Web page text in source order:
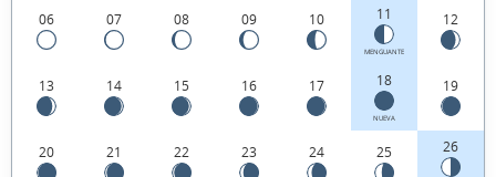
Chile.
06 07 08 09 10 11
MENGUANTE
12
13 14 15 16 17 18
NUEVA
19
20 21 22 23 24 25 26